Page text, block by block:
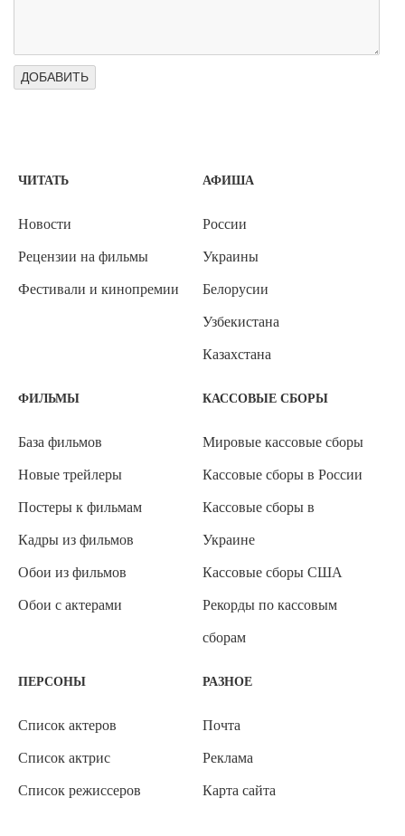
ЧИТАТЬ
Новости
Рецензии на фильмы
Фестивали и кинопремии
АФИША
России
Украины
Белорусии
Узбекистана
Казахстана
ФИЛЬМЫ
База фильмов
Новые трейлеры
Постеры к фильмам
Кадры из фильмов
Обои из фильмов
Обои с актерами
КАССОВЫЕ СБОРЫ
Мировые кассовые сборы
Кассовые сборы в России
Кассовые сборы в
Украине
Кассовые сборы США
Рекорды по кассовым
сборам
ПЕРСОНЫ
Список актеров
Список актрис
Список режиссеров
РАЗНОЕ
Почта
Реклама
Карта сайта